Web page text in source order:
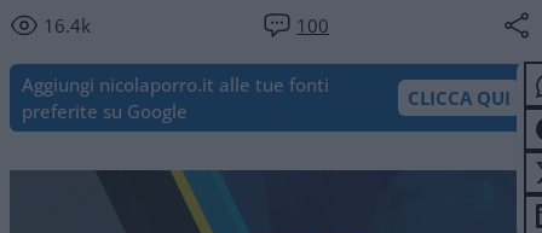
16.4k 100
Aggiungi nicolaporro.it alle tue fonti
preferite su Google
CLICCA QUI